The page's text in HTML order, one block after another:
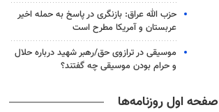
حزب الله عراق: بازنگری در پاسخ به حمله اخیر
عربستان و آمریکا مطرح است
موسیقی در ترازوی حق/رهبر شهید درباره حلال
و حرام بودن موسیقی چه گفتند؟
صفحه اول روزنامه‌ها